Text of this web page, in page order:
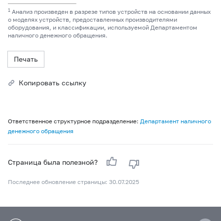
1 Анализ произведен в разрезе типов устройств на основании данных
о моделях устройств, предоставленных производителями
оборудования, и классификации, используемой Департаментом
наличного денежного обращения.
Печать
Копировать ссылку
Ответственное структурное подразделение: Департамент наличного
денежного обращения
Страница была полезной?
Последнее обновление страницы: 30.07.2025